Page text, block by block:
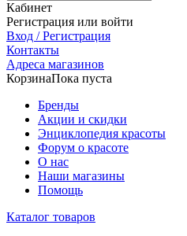
Кабинет
Регистрация или войти
Вход / Регистрация
Контакты
Адреса магазинов
КорзинаПока пуста
Бренды
Акции и скидки
Энциклопедия красоты
Форум о красоте
О нас
Наши магазины
Помощь
Каталог товаров